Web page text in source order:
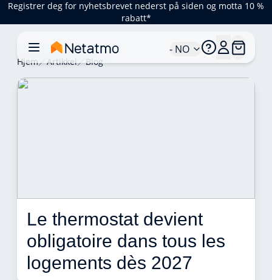
Registrer deg for nyhetsbrevet nederst på siden og motta 10 %
rabatt*
- NO
Hjem Artikkel Blog
Le thermostat devient
obligatoire dans tous les
logements dès 2027